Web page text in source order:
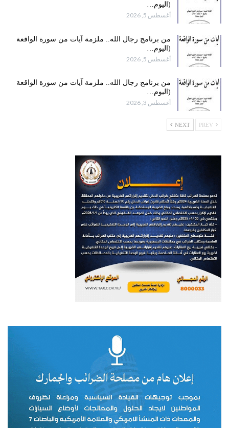
(اليوم…
أغسطس 5, 2026
من برنامج رجال الله.. ملزمة آيات من سورة الواقعة
(اليوم…
أغسطس 5, 2026
من برنامج رجال الله.. ملزمة آيات من سورة الواقعة
(اليوم…
أغسطس 3, 2026
NEXT